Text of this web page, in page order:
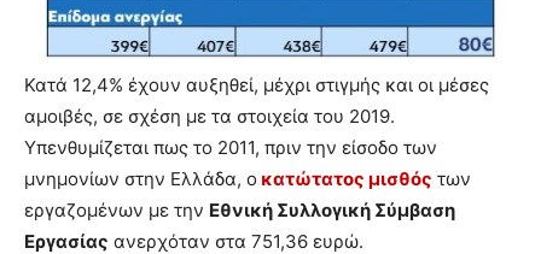
Κατά 12,4% έχουν αυξηθεί, μέχρι στιγμής και οι μέσες
αμοιβές, σε σχέση με τα στοιχεία του 2019.
Υπενθυμίζεται πως το 2011, πριν την είσοδο των
μνημονίων στην Ελλάδα, ο κατώτατος μισθός των
εργαζομένων με την Εθνική Συλλογική Σύμβαση
Εργασίας ανερχόταν στα 751,36 ευρώ.